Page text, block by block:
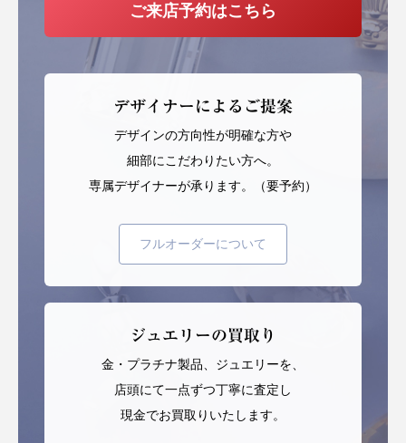
ご来店予約はこちら
デザイナーによるご提案
デザインの方向性が明確な方や
細部にこだわりたい方へ。
専属デザイナーが承ります。（要予約）
フルオーダーについて
ジュエリーの買取り
金・プラチナ製品、ジュエリーを、
店頭にて一点ずつ丁寧に査定し
現金でお買取りいたします。